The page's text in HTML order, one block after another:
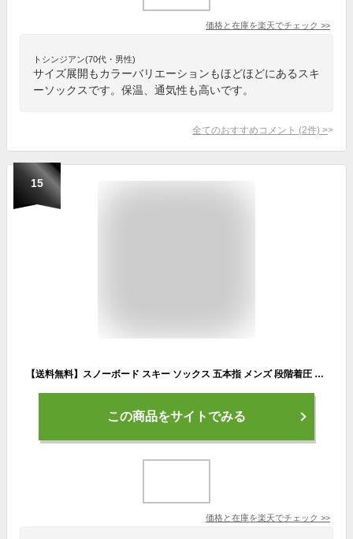
価格と在庫を楽天でチェック >>
トシンジアン(70代・男性)
サイズ展開もカラーバリエーションもほどほどにあるスキ
ーソックスです。保温、通気性も高いです。
全てのおすすめコメント (2件) >
15
【送料無料】スノーボード スキー ソックス 五本指 メンズ 段階着圧 VAXPOT(バックスポット) ハイソックス VA-1761【靴下 高機能 ソックス サーモライト 使用 スノボ】【スノーボード ウェア ゴーグル グローブ インナー スノーブーツ と一緒に】[返品交換不可]
この商品をサイトでみる
価格と在庫を楽天でチェック >>